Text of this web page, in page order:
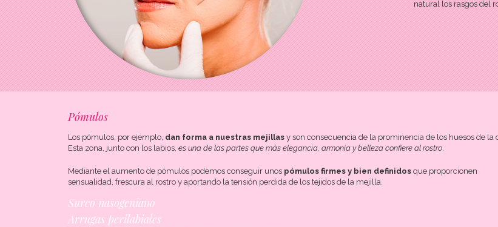
natural los rasgos del
Pómulos
Los pómulos, por ejemplo, dan forma a nuestras mejillas y son consecuencia de la prominencia de los huesos de la
Esta zona, junto con los labios, es una de las partes que más elegancia, armonía y belleza confiere al rostro.
Mediante el aumento de pómulos podemos conseguir unos pómulos firmes y bien definidos que proporcionen
sensualidad, frescura al rostro y aportando la tensión perdida de los tejidos de la mejilla.
Surco nasogeniano
Arrugas perilabiales